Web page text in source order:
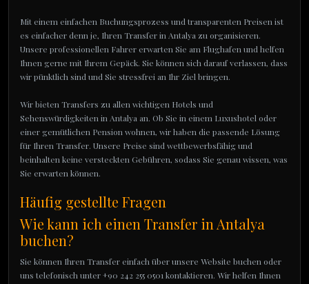
Mit einem einfachen Buchungsprozess und transparenten Preisen ist
es einfacher denn je, Ihren Transfer in Antalya zu organisieren.
Unsere professionellen Fahrer erwarten Sie am Flughafen und helfen
Ihnen gerne mit Ihrem Gepäck. Sie können sich darauf verlassen, dass
wir pünktlich sind und Sie stressfrei an Ihr Ziel bringen.
Wir bieten Transfers zu allen wichtigen Hotels und
Sehenswürdigkeiten in Antalya an. Ob Sie in einem Luxushotel oder
einer gemütlichen Pension wohnen, wir haben die passende Lösung
für Ihren Transfer. Unsere Preise sind wettbewerbsfähig und
beinhalten keine versteckten Gebühren, sodass Sie genau wissen, was
Sie erwarten können.
Häufig gestellte Fragen
Wie kann ich einen Transfer in Antalya
buchen?
Sie können Ihren Transfer einfach über unsere Website buchen oder
uns telefonisch unter +90 242 255 0501 kontaktieren. Wir helfen Ihnen